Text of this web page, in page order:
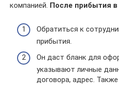
компанией. После прибытия
Обратиться к
прибытия.
Он даст бланк для
указывают личные
договора, адрес.